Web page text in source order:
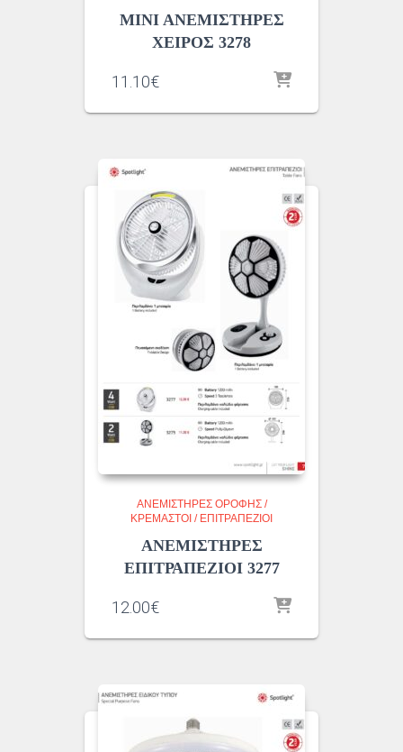
ΜΙΝΙ ΑΝΕΜΙΣΤΗΡΕΣ
ΧΕΙΡΟΣ 3278
11.10€
ΑΝΕΜΙΣΤΗΡΕΣ ΟΡΟΦΗΣ /
ΚΡΕΜΑΣΤΟΙ / ΕΠΙΤΡΑΠΕΖΙΟΙ
ΑΝΕΜΙΣΤΗΡΕΣ
ΕΠΙΤΡΑΠΕΖΙΟΙ 3277
12.00€